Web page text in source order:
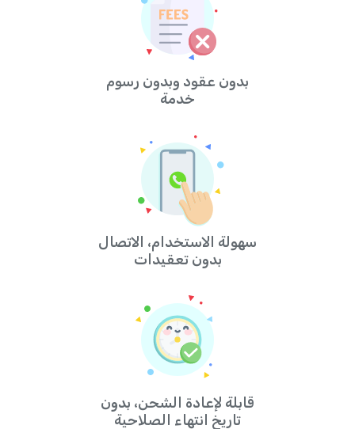
بدون عقود وبدون رسوم
خدمة
سهولة الاستخدام، الاتصال
بدون تعقيدات
قابلة لإعادة الشحن، بدون
تاريخ انتهاء الصلاحية